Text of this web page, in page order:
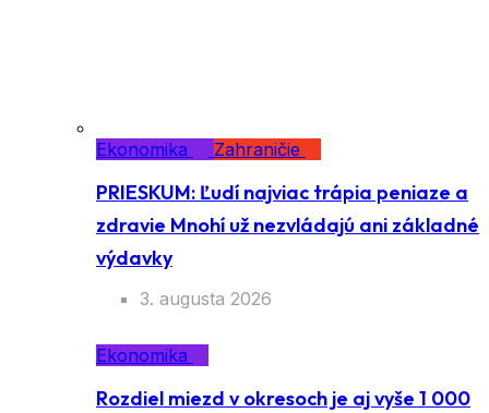
Ekonomika Zahraničie
PRIESKUM: Ľudí najviac trápia peniaze a
zdravie Mnohí už nezvládajú ani základné
výdavky
3. augusta 2026
Ekonomika
Rozdiel miezd v okresoch je aj vyše 1 000